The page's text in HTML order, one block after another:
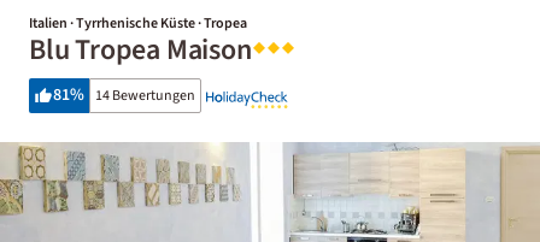
Italien · Tyrrhenische Küste · Tropea
Blu Tropea Maison
81% 14 Bewertungen